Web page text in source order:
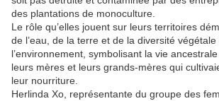
des plantations de monoculture.
Le rôle qu’elles jouent sur leurs territoires
de l’eau, de la terre et de la diversité végétale
l’environnement, symbolisant la vie
leurs mères et leurs grands-mères qui
leur nourriture.
Herlinda Xo, représentante du groupe des